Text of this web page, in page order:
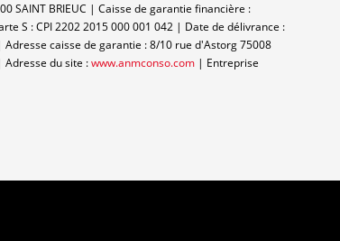
SAINT BRIEUC | Caisse de garantie financière :
S : CPI 2202 2015 000 001 042 | Date de délivrance :
caisse de garantie : 8/10 rue d'Astorg 75008
Adresse du site :www.anmconso.com | Entreprise